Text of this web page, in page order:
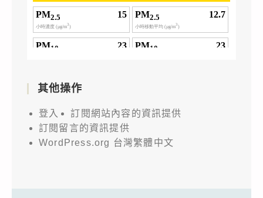
其他操作
登入
訂閱網站內容的資訊提供
訂閱留言的資訊提供
WordPress.org 台灣繁體中文